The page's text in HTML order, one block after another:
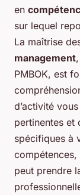
en
sur lequel
La maîtrise
management
PMBOK, est
d’activité
pertinentes et
spécifiques à
compétences,
peut prendre